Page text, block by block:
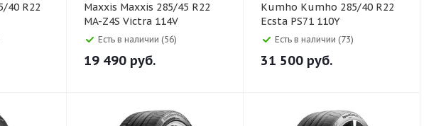
Maxxis Maxxis 285/45 R22
MA-Z4S Victra 114V
Есть в наличии (56)
19 490 руб.
Kumho Kumho 285/40 R22
Ecsta PS71 110Y
Есть в наличии (73)
31 500 руб.